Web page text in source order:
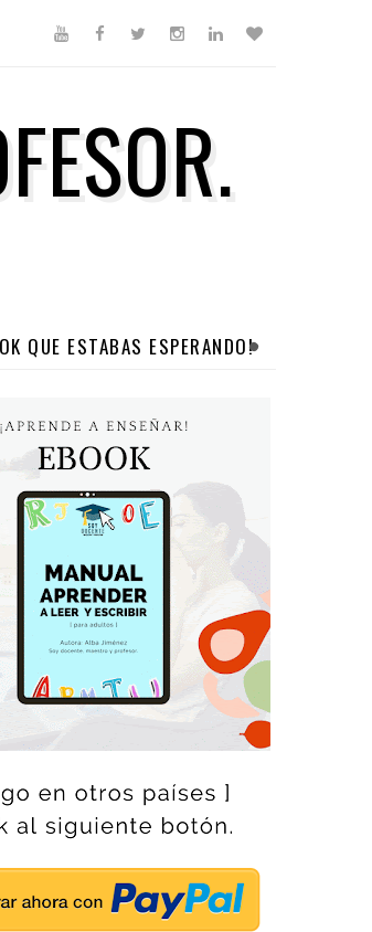
QUE ESTABAS ESPERANDO!